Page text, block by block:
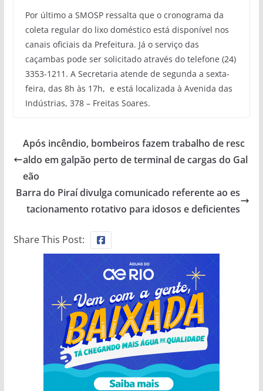
Por último a SMOSP ressalta que o cronograma da
coleta regular do lixo doméstico está disponível nos
canais oficiais da Prefeitura. Já o serviço das
caçambas pode ser solicitado através do telefone (24)
3353-1211. A Secretaria atende de segunda a sexta-
feira, das 8h às 17h, e está localizada à Avenida das
Indústrias, 378 – Freitas Soares.
Após incêndio, bombeiros fazem trabalho de resc
aldo em galpão perto de terminal de cargas do Gal
eão
Barra do Piraí divulga comunicado referente ao es
tacionamento rotativo para idosos e deficientes
Share This Post: